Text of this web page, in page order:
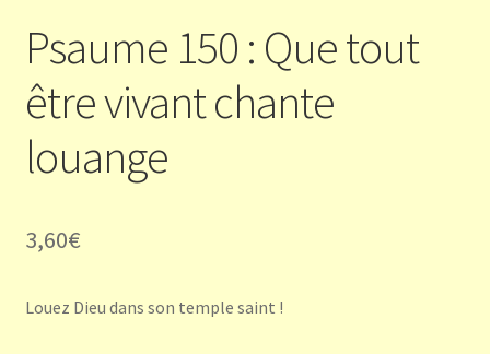
Psaume 150 : Que tout
être vivant chante
louange
3,60€
Louez Dieu dans son temple saint !